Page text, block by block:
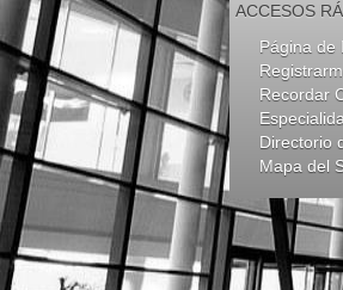
ACCESOS
Página de
Recordar
Directorio
Mapa del